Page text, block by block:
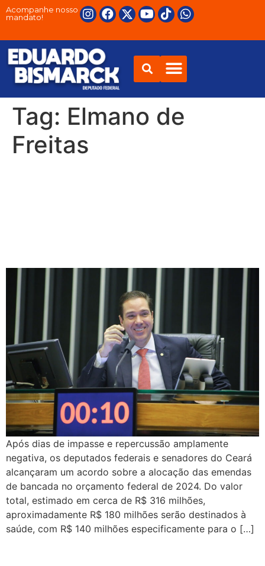
Acompanhe nosso
mandato!
Tag: Elmano de
Freitas
Após dias de impasse e repercussão amplamente
negativa, os deputados federais e senadores do Ceará
alcançaram um acordo sobre a alocação das emendas
de bancada no orçamento federal de 2024. Do valor
total, estimado em cerca de R$ 316 milhões,
aproximadamente R$ 180 milhões serão destinados à
saúde, com R$ 140 milhões especificamente para o […]